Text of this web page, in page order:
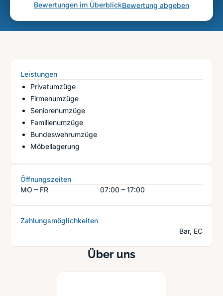
Bewertungen im ÜberblickBewertung abgeben
Über uns
Leistungen
Privatumzüge
Firmenumzüge
Seniorenumzüge
Familienumzüge
Bundeswehrumzüge
Möbellagerung
Öffnungszeiten
MO – FR
07:00 – 17:00
Zahlungsmöglichkeiten
Bar, EC